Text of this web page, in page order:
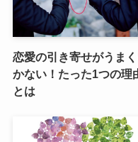
恋愛の引き寄せがうま
かない！たった1つの理
とは